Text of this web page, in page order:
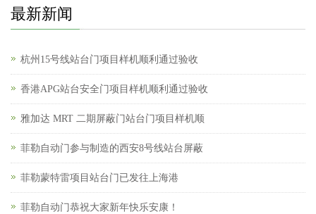
最新新闻
杭州15号线站台门项目样机顺利通过验收
香港APG站台安全门项目样机顺利通过验收
雅加达 MRT 二期屏蔽门站台门项目样机顺
菲勒自动门参与制造的西安8号线站台屏蔽
菲勒蒙特雷项目站台门已发往上海港
菲勒自动门恭祝大家新年快乐安康！